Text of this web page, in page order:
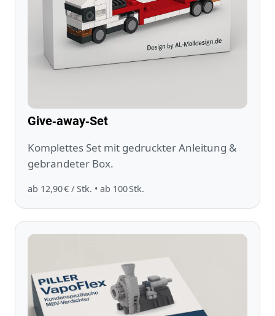
Give‑away‑Set
Komplettes Set mit gedruckter Anleitung &
gebrandeter Box.
ab 12,90 € / Stk. • ab 100 Stk.